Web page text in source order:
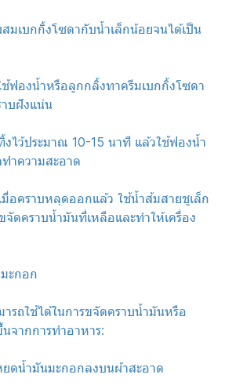
มเบกกิ้งโซดากับน้ำเล็กน้อยจนได้เป็น
ฟองน้ำหรือลูกกลิ้งทาครีมเบกกิ้งโซดา
บฝังแน่น
ไว้ประมาณ 10-15 นาที แล้วใช้ฟองน้ำ
ำความสะอาด
อคราบหลุดออกแล้ว ใช้น้ำส้มสายชูเล็ก
จัดคราบน้ำมันที่เหลือและทำให้เครื่อง
ะกอก
รถใช้ได้ในการขจัดคราบน้ำมันหรือ
จากการทำอาหาร:
ดน้ำมันมะกอกลงบนผ้าสะอาด